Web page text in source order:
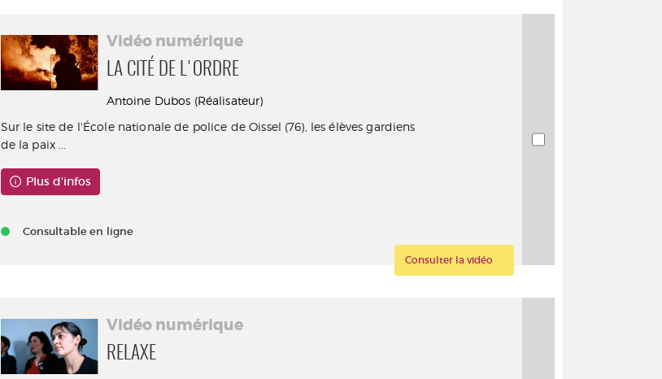
Vidéo numérique
LA CITÉ DE L'ORDRE
Antoine Dubos (Réalisateur)
Sur le site de l'École nationale de police de Oissel (76), les élèves gardiens
de la paix ...
Plus d'infos
Consultable en ligne
Consulter la vidéo
Vidéo numérique
RELAXE